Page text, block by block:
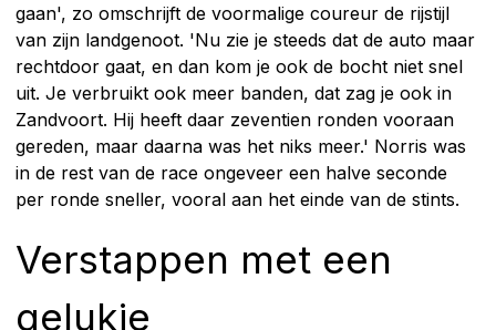
gaan', zo omschrijft de voormalige coureur de rijstijl
van zijn landgenoot. 'Nu zie je steeds dat de auto maar
rechtdoor gaat, en dan kom je ook de bocht niet snel
uit. Je verbruikt ook meer banden, dat zag je ook in
Zandvoort. Hij heeft daar zeventien ronden vooraan
gereden, maar daarna was het niks meer.' Norris was
in de rest van de race ongeveer een halve seconde
per ronde sneller, vooral aan het einde van de stints.
Verstappen met een
gelukje